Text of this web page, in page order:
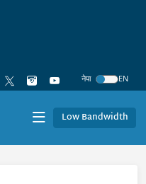
नेपा
EN
Low Bandwidth